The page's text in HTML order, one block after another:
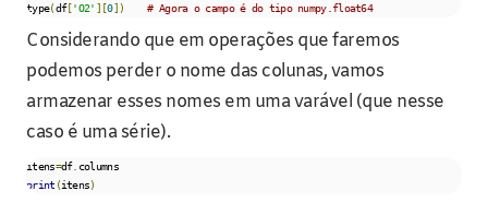
type(df['O2' ][0]) # Agora o campo é do tipo numpy.float64
Considerando que em operações que faremos
podemos perder o nome das colunas, vamos
armazenar esses nomes em uma varável (que nesse
caso é uma série).
itens=df.
columns
print (itens)